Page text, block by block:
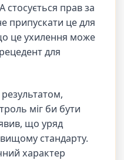
стосується прав за
це для
це ухилення може
для
міг би бути
що уряд
вищому стандарту.
характер